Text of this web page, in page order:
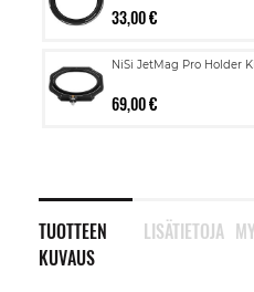
33,00 €
NiSi JetMag Pro Holder
69,00 €
TUOTTEEN
KUVAUS
LISÄTIETOJA